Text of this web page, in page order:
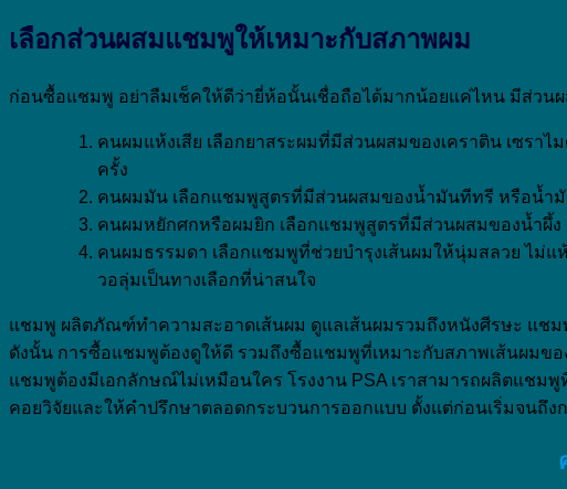
เลือกส่วนผสมแชมพูให้เหมาะกับสภาพผม
ก่อนซื้อแชมพู อย่าลืมเช็คให้ดีว่ายี่ห้อนั้นเชื่อถือได้มากน้อยแค่ไหน มีส่ว
คนผมแห้งเสีย เลือกยาสระผมที่มีส่วนผสมของเคราติน เซรา
ครั้ง
คนผมมัน เลือกแชมพูสูตรที่มีส่วนผสมของน้ำมันทีทรี หรือน้ำมั
คนผมหยักศกหรือผมยิก เลือกแชมพูสูตรที่มีส่วนผสมของน้ำผึ้
คนผมธรรมดา เลือกแชมพูที่ช่วยบำรุงเส้นผมให้นุ่มสลวย ไม่
วอลุ่มเป็นทางเลือกที่น่าสนใจ
แชมพู ผลิตภัณฑ์ทำความสะอาดเส้นผม ดูแลเส้นผมรวมถึงหนังศีรษะ แช
ดังนั้น การซื้อแชมพูต้องดูให้ดี รวมถึงซื้อแชมพูที่เหมาะกับสภาพเส้นผมข
แชมพูต้องมีเอกลักษณ์ไม่เหมือนใคร โรงงาน PSA เราสามารถผลิตแช
คอยวิจัยและให้คำปรึกษาตลอดกระบวนการออกแบบ ตั้งแต่ก่อนเริ่มจนถึ